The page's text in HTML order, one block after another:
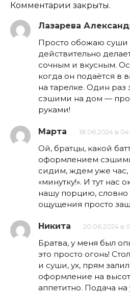
Комментарии закрыты.
Лазарева
Просто обожаю суши
действительно
сочным и вкусным.
когда он подаётся в
на тарелке. Один раз
сэшими на дом —
руками!
Марта 18.06.2024 в
Ой, братцы, какой
оформлением
сидим, ждем уже час,
«минутку!». И тут нас
нашу порцию, словно
ощущения просто
Никита 20.06.2024 в
Братва, у меня был
это просто огонь!
и суши, ух, прям
оформление на
аппетитно. Подача на